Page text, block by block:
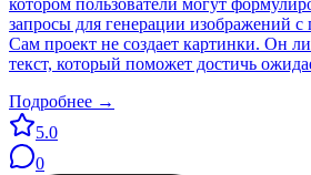
котором пользователи могут
запросы для генерации изображений
Сам проект не создает картинки. Он
текст, который поможет достичь
Подробнее →
5.0
0